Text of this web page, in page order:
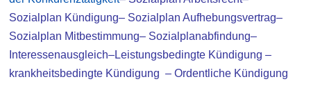
Sozialplan Kündigung– Sozialplan Aufhebungsvertrag–
Sozialplan Mitbestimmung– Sozialplanabfindung–
Interessenausgleich–Leistungsbedingte Kündigung –
krankheitsbedingte Kündigung –Ordentliche Kündigung